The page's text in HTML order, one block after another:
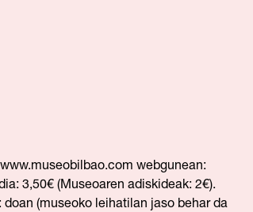
www.museobilbao.com webgunean:
3,50€ (Museoaren adiskideak: 2€).
doan (museoko leihatilan jaso behar da